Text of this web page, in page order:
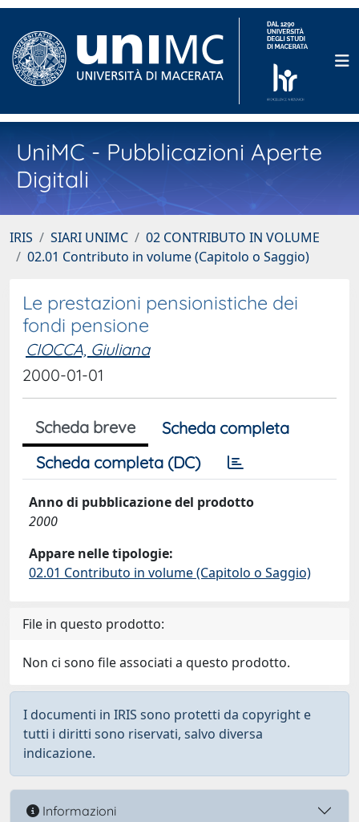
UniMC - Pubblicazioni Aperte
Digitali
IRIS SIARI UNIMC
02 CONTRIBUTO IN VOLUME
02.01 Contributo in volume (Capitolo o Saggio)
Le prestazioni pensionistiche dei
fondi pensione
CIOCCA, Giuliana
2000-01-01
Scheda breve
Scheda completa
Scheda completa (DC)
Anno di pubblicazione del prodotto
2000
Appare nelle tipologie:
02.01 Contributo in volume (Capitolo o Saggio)
File in questo prodotto:
Non ci sono file associati a questo prodotto.
I documenti in IRIS sono protetti da copyright e
tutti i diritti sono riservati, salvo diversa
indicazione.
Informazioni